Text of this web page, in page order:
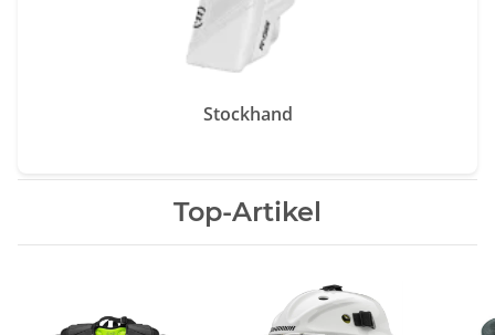
Stockhand
Top-Artikel